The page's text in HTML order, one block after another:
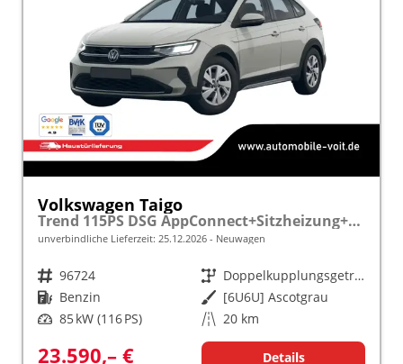
Volkswagen Taigo
Trend 115PS DSG AppConnect+Sitzheizung+PDC+Alu16+LED+DAB+FrontAssist
unverbindliche Lieferzeit: 25.12.2026 Neuwagen
Fahrzeugnr. 96724 Getriebe
Doppelkupplungsgetriebe (DSG)
Kraftstoff Benzin Außenfarbe [6U6U] Ascotgrau
Leistung 85 kW (116 PS) Kilometerstand 20 km
23.590,– € Details